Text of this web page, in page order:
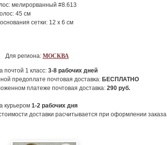
мелирорванный #8.613
45 см
сетки: 12 х 6 см
Для региона: МОСКВА
почтой 1 класс: 3-8рабочих дней
предоплате почтовая доставка: БЕСПЛАТНО
платеже почтовая доставка: 290руб.
курьером 1-2рабочих дня
доставки расчитывается при оформлении заказа